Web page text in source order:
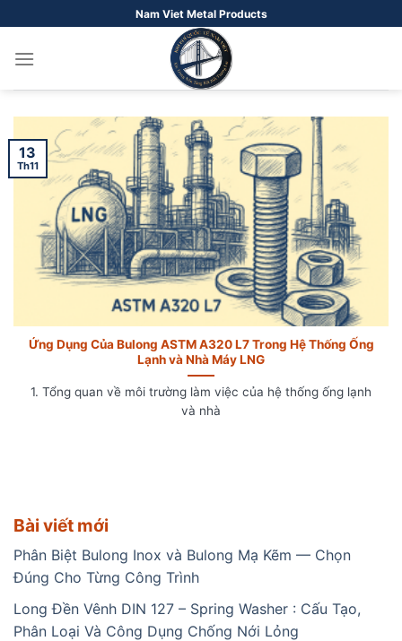
qua
nội
Nam Viet Metal Products
Bài viết mới
Phân Biệt Bulong Inox và Bulong Mạ Kẽm — Chọn
Đúng Cho Từng Công Trình
Long Đền Vênh DIN 127 – Spring Washer : Cấu Tạo,
Phân Loại Và Công Dụng Chống Nới Lỏng
Ứng Dụng Của Bulong ASTM A320 L7 Trong Hệ Thống Ống
Lạnh và Nhà Máy LNG
1. Tổng quan về môi trường làm việc của hệ thống ống lạnh
và nhà
13
Th11